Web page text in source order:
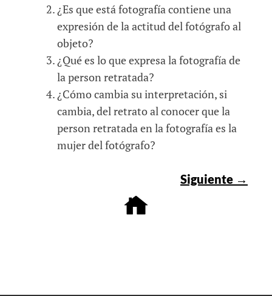
¿Es que está fotografía contiene una
expresión de la actitud del fotógrafo al
objeto?
¿Qué es lo que expresa la fotografía de
la person retratada?
¿Cómo cambia su interpretación, si
cambia, del retrato al conocer que la
person retratada en la fotografía es la
mujer del fotógrafo?
Siguiente →